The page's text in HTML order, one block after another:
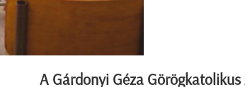
A Gárdonyi Géza